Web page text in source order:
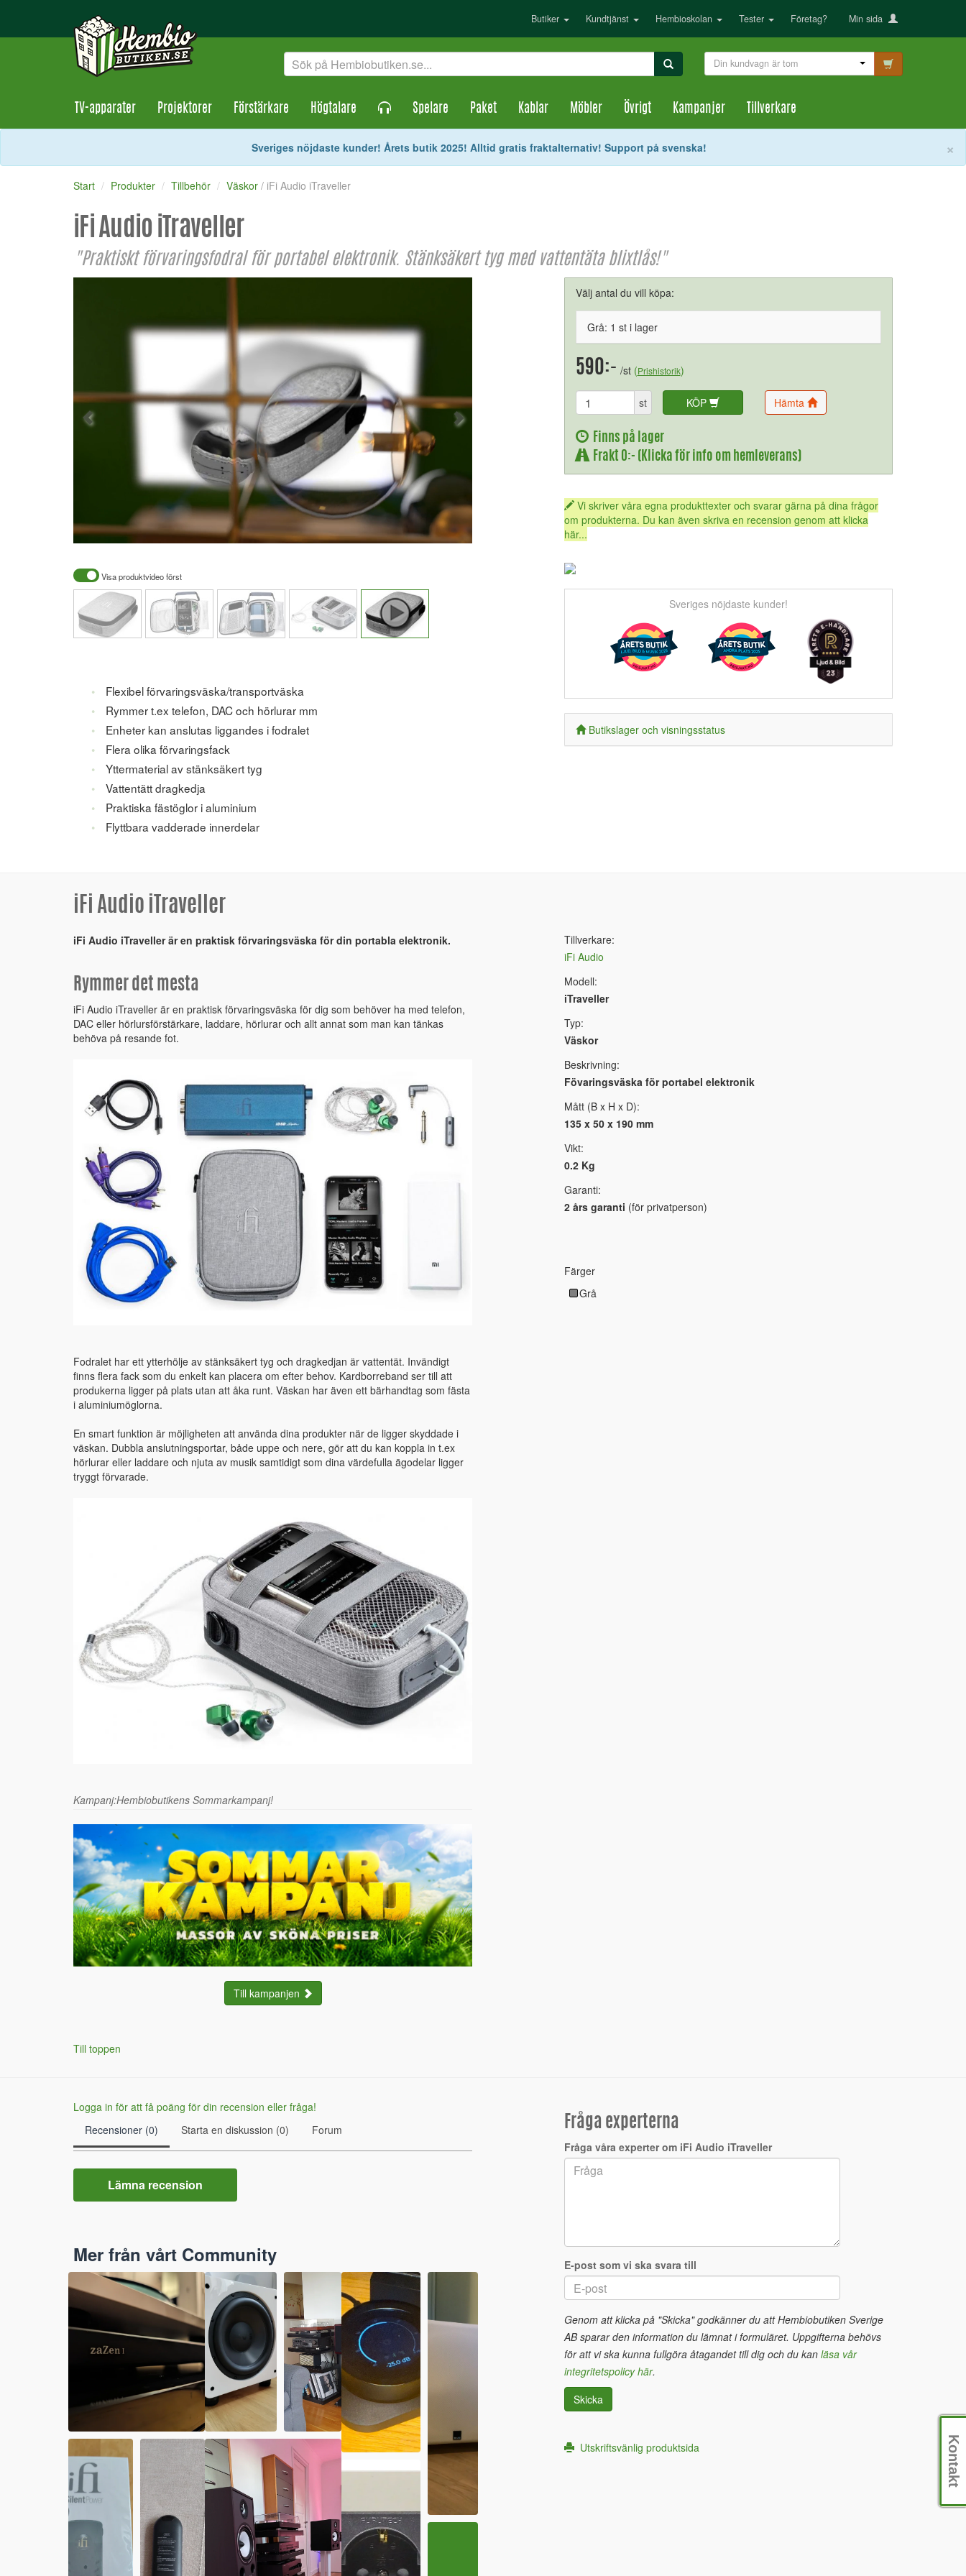
Butiker Kundtjänst Hembioskolan Tester Företag? Min sida
Din kundvagn är tom
TV-apparater Projektorer Förstärkare Högtalare Spelare Paket Kablar Möbler Övrigt Kampanjer Tillverkare
×
Sveriges nöjdaste kunder! Årets butik 2025! Alltid gratis fraktalternativ! Support på svenska!
Start Produkter Tillbehör Väskor / iFi Audio iTraveller
iFi Audio iTraveller
"Praktiskt förvaringsfodral för portabel elektronik. Stänksäkert tyg med vattentäta blixtlås!"
Visa produktvideo först
Flexibel förvaringsväska/transportväska
Rymmer t.ex telefon, DAC och hörlurar mm
Enheter kan anslutas liggandes i fodralet
Flera olika förvaringsfack
Yttermaterial av stänksäkert tyg
Vattentätt dragkedja
Praktiska fästöglor i aluminium
Flyttbara vadderade innerdelar
Välj antal du vill köpa:
Grå: 1 st i lager
590:- /st (Prishistorik)
st KÖP Hämta
Finns på lager
Frakt 0:- (Klicka för info om hemleverans)
Vi skriver våra egna produkttexter och svarar gärna på dina frågor
om produkterna. Du kan även skriva en recension genom att klicka
här...
Sveriges nöjdaste kunder!
Butikslager och visningsstatus
iFi Audio iTraveller
iFi Audio iTraveller är en praktisk förvaringsväska för din portabla elektronik.
Rymmer det mesta
iFi Audio iTraveller är en praktisk förvaringsväska för dig som behöver ha med telefon,
DAC eller hörlursförstärkare, laddare, hörlurar och allt annat som man kan tänkas
behöva på resande fot.
Fodralet har ett ytterhölje av stänksäkert tyg och dragkedjan är vattentät. Invändigt
finns flera fack som du enkelt kan placera om efter behov. Kardborreband ser till att
produkerna ligger på plats utan att åka runt. Väskan har även ett bärhandtag som fästa
i aluminiumöglorna.
En smart funktion är möjligheten att använda dina produkter när de ligger skyddade i
väskan. Dubbla anslutningsportar, både uppe och nere, gör att du kan koppla in t.ex
hörlurar eller laddare och njuta av musik samtidigt som dina värdefulla ägodelar ligger
tryggt förvarade.
Kampanj:Hembiobutikens Sommarkampanj!
Till kampanjen
Till toppen
Tillverkare:
iFi Audio
Modell:
iTraveller
Typ:
Väskor
Beskrivning:
Fövaringsväska för portabel elektronik
Mått (B x H x D):
135 x 50 x 190 mm
Vikt:
0.2 Kg
Garanti:
2 års garanti (för privatperson)
Färger
Grå
Logga in för att få poäng för din recension eller fråga!
Recensioner (0)
Starta en diskussion (0) Forum
Lämna recension
Mer från vårt Community
Fråga experterna
Fråga våra experter om iFi Audio iTraveller
E-post som vi ska svara till
Genom att klicka på "Skicka" godkänner du att Hembiobutiken Sverige
AB sparar den information du lämnat i formuläret. Uppgifterna behövs
för att vi ska kunna fullgöra åtagandet till dig och du kan läsa vår
integritetspolicy här.
Skicka
Utskriftsvänlig produktsida Kontakt